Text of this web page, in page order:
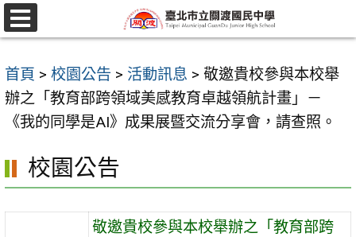
跳
至
要
內
容
選
單
首頁 > 校園公告 > 活動訊息 > 敬邀貴校參與本校舉
辦之「教育部跨領域美感教育卓越領航計畫」－
《我的同學是AI》成果展暨交流分享會，請查照。
校園公告
敬邀貴校參與本校舉辦之「教育部跨